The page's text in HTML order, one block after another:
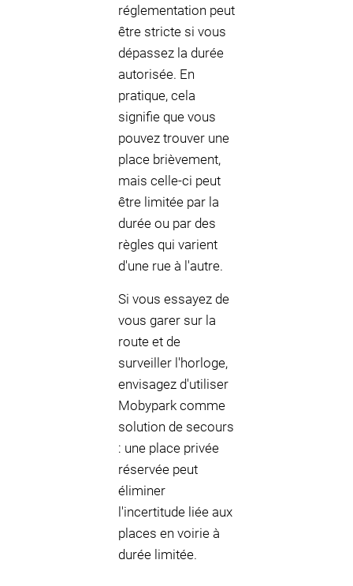
réglementation peut
être stricte si vous
dépassez la durée
autorisée. En
pratique, cela
signifie que vous
pouvez trouver une
place brièvement,
mais celle-ci peut
être limitée par la
durée ou par des
règles qui varient
d'une rue à l'autre.
Si vous essayez de
vous garer sur la
route et de
surveiller l'horloge,
envisagez d'utiliser
Mobypark comme
solution de secours
: une place privée
réservée peut
éliminer
l'incertitude liée aux
places en voirie à
durée limitée.